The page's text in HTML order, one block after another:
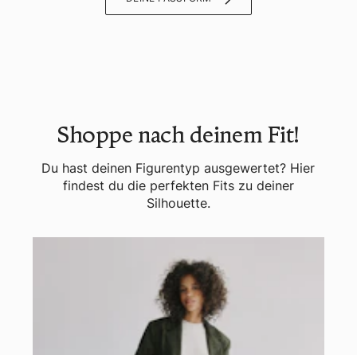
Shoppe nach deinem Fit!
Du hast deinen Figurentyp ausgewertet? Hier
findest du die perfekten Fits zu deiner
Silhouette.